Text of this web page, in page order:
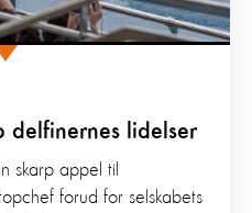
delfinernes lidelser
skarp appel til
forud for selskabets